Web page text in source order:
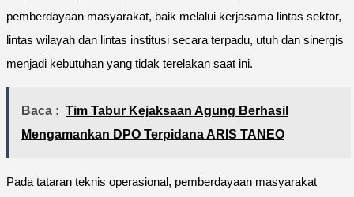
pemberdayaan masyarakat, baik melalui kerjasama lintas sektor,
lintas wilayah dan lintas institusi secara terpadu, utuh dan sinergis
menjadi kebutuhan yang tidak terelakan saat ini.
Baca : Tim Tabur Kejaksaan Agung Berhasil
Mengamankan DPO Terpidana ARIS TANEO
Pada tataran teknis operasional, pemberdayaan masyarakat